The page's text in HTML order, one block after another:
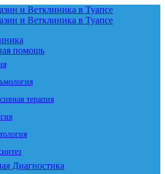
помощь
терапия
Диагностика